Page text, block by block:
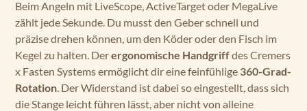
Beim Angeln mit LiveScope, ActiveTarget oder MegaLive
zählt jede Sekunde. Du musst den Geber schnell und
präzise drehen können, um den Köder oder den Fisch im
Kegel zu halten. Derergonomische Handgriffdes Cremers
x Fasten Systems ermöglicht dir eine feinfühlige 360-Grad-
Rotation. Der Widerstand ist dabei so eingestellt, dass sich
die Stange leicht führen lässt, aber nicht von alleine